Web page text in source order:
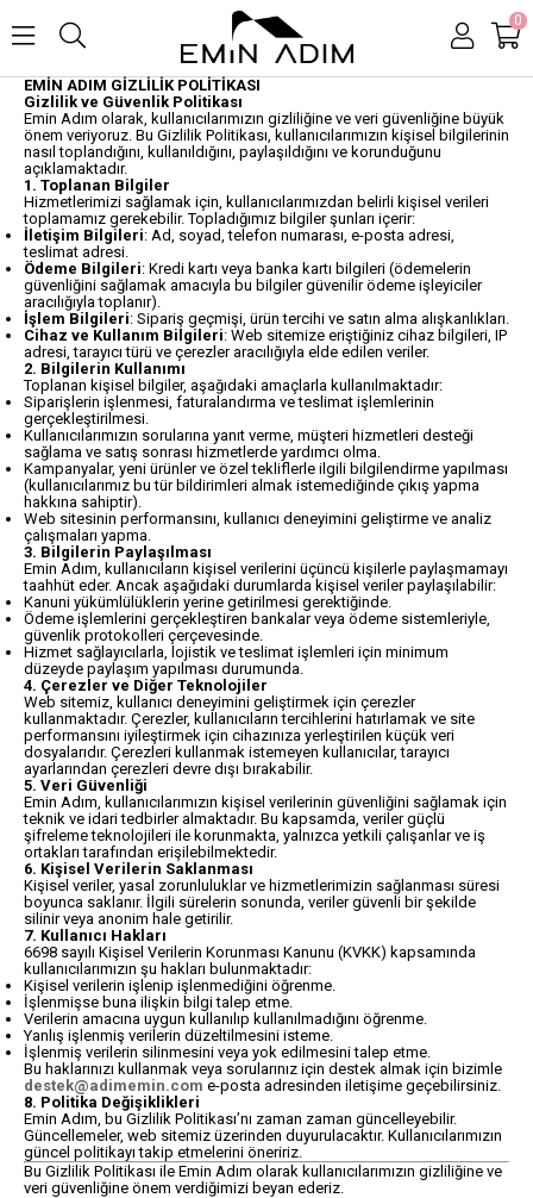
0
EMİN ADIM GİZLİLİK POLİTİKASI
Gizlilik ve Güvenlik Politikası
Emin Adım olarak, kullanıcılarımızın gizliliğine ve veri güvenliğine büyük
önem veriyoruz. Bu Gizlilik Politikası, kullanıcılarımızın kişisel bilgilerinin
nasıl toplandığını, kullanıldığını, paylaşıldığını ve korunduğunu
açıklamaktadır.
1. Toplanan Bilgiler
Hizmetlerimizi sağlamak için, kullanıcılarımızdan belirli kişisel verileri
toplamamız gerekebilir. Topladığımız bilgiler şunları içerir:
İletişim Bilgileri: Ad, soyad, telefon numarası, e-posta adresi,
teslimat adresi.
Ödeme Bilgileri: Kredi kartı veya banka kartı bilgileri (ödemelerin
güvenliğini sağlamak amacıyla bu bilgiler güvenilir ödeme işleyiciler
aracılığıyla toplanır).
İşlem Bilgileri: Sipariş geçmişi, ürün tercihi ve satın alma alışkanlıkları.
Cihaz ve Kullanım Bilgileri: Web sitemize eriştiğiniz cihaz bilgileri, IP
adresi, tarayıcı türü ve çerezler aracılığıyla elde edilen veriler.
2. Bilgilerin Kullanımı
Toplanan kişisel bilgiler, aşağıdaki amaçlarla kullanılmaktadır:
Siparişlerin işlenmesi, faturalandırma ve teslimat işlemlerinin
gerçekleştirilmesi.
Kullanıcılarımızın sorularına yanıt verme, müşteri hizmetleri desteği
sağlama ve satış sonrası hizmetlerde yardımcı olma.
Kampanyalar, yeni ürünler ve özel tekliflerle ilgili bilgilendirme yapılması
(kullanıcılarımız bu tür bildirimleri almak istemediğinde çıkış yapma
hakkına sahiptir).
Web sitesinin performansını, kullanıcı deneyimini geliştirme ve analiz
çalışmaları yapma.
3. Bilgilerin Paylaşılması
Emin Adım, kullanıcıların kişisel verilerini üçüncü kişilerle paylaşmamayı
taahhüt eder. Ancak aşağıdaki durumlarda kişisel veriler paylaşılabilir:
Kanuni yükümlülüklerin yerine getirilmesi gerektiğinde.
Ödeme işlemlerini gerçekleştiren bankalar veya ödeme sistemleriyle,
güvenlik protokolleri çerçevesinde.
Hizmet sağlayıcılarla, lojistik ve teslimat işlemleri için minimum
düzeyde paylaşım yapılması durumunda.
4. Çerezler ve Diğer Teknolojiler
Web sitemiz, kullanıcı deneyimini geliştirmek için çerezler
kullanmaktadır. Çerezler, kullanıcıların tercihlerini hatırlamak ve site
performansını iyileştirmek için cihazınıza yerleştirilen küçük veri
dosyalarıdır. Çerezleri kullanmak istemeyen kullanıcılar, tarayıcı
ayarlarından çerezleri devre dışı bırakabilir.
5. Veri Güvenliği
Emin Adım, kullanıcılarımızın kişisel verilerinin güvenliğini sağlamak için
teknik ve idari tedbirler almaktadır. Bu kapsamda, veriler güçlü
şifreleme teknolojileri ile korunmakta, yalnızca yetkili çalışanlar ve iş
ortakları tarafından erişilebilmektedir.
6. Kişisel Verilerin Saklanması
Kişisel veriler, yasal zorunluluklar ve hizmetlerimizin sağlanması süresi
boyunca saklanır. İlgili sürelerin sonunda, veriler güvenli bir şekilde
silinir veya anonim hale getirilir.
7. Kullanıcı Hakları
6698 sayılı Kişisel Verilerin Korunması Kanunu (KVKK) kapsamında
kullanıcılarımızın şu hakları bulunmaktadır:
Kişisel verilerin işlenip işlenmediğini öğrenme.
İşlenmişse buna ilişkin bilgi talep etme.
Verilerin amacına uygun kullanılıp kullanılmadığını öğrenme.
Yanlış işlenmiş verilerin düzeltilmesini isteme.
İşlenmiş verilerin silinmesini veya yok edilmesini talep etme.
Bu haklarınızı kullanmak veya sorularınız için destek almak için bizimle
destek@adimemin.com e-posta adresinden iletişime geçebilirsiniz.
8. Politika Değişiklikleri
Emin Adım, bu Gizlilik Politikası’nı zaman zaman güncelleyebilir.
Güncellemeler, web sitemiz üzerinden duyurulacaktır. Kullanıcılarımızın
güncel politikayı takip etmelerini öneririz.
Bu Gizlilik Politikası ile Emin Adım olarak kullanıcılarımızın gizliliğine ve
veri güvenliğine önem verdiğimizi beyan ederiz.